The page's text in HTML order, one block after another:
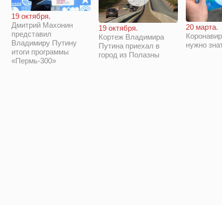
19 октября.
Дмитрий Махонин
представил
Владимиру Путину
итоги программы
«Пермь-300»
19 октября.
Кортеж Владимира
Путина приехал в
город из Полазны
20 марта.
нужно